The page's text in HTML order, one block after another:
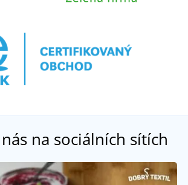
na sociálních sítích